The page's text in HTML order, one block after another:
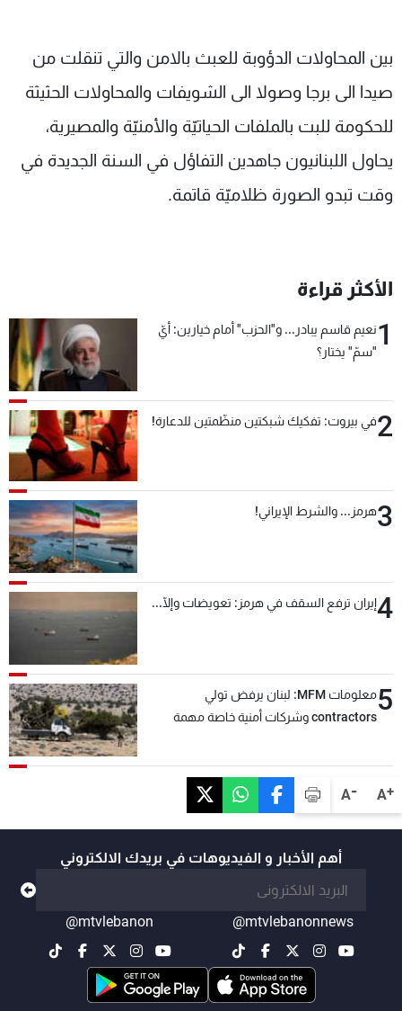
A+
A-
بين المحاولات الدؤوبة للعبث بالامن والتي تنقلت من
صيدا الى برجا وصولا الى الشويفات والمحاولات الحثيثة
للحكومة للبت بالملفات الحياتيّة والأمنيّة والمصيرية،
يحاول اللبنانيون جاهدين التفاؤل في السنة الجديدة في
وقت تبدو الصورة ظلاميّة قاتمة.
الأكثر قراءة
1نعيم قاسم يبادر... و"الحزب" أمام خيارين: أيّ
"سمّ" يختار؟
2في بيروت: تفكيك شبكتين منظّمتين للدعارة!
3هرمز... والشرط الإيراني!
4إيران ترفع السقف في هرمز: تعويضات وإلّا...
5
معلومات MFM: لبنان يرفض تولي
contractors وشركات أمنية خاصة مهمة
أهم الأخبار و الفيديوهات في بريدك الالكتروني
@mtvlebanonnews
@mtvlebanon